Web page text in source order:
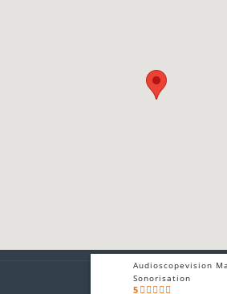
Audioscopevision
Sonorisation
5